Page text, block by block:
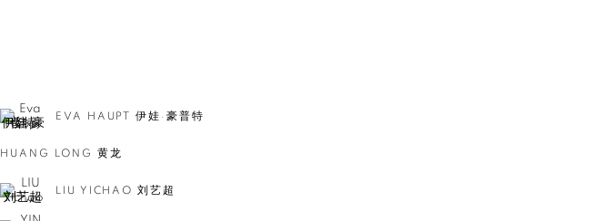
EVA HAUPT 伊娃·豪普特
HUANG LONG 黄龙
LIU YICHAO 刘艺超